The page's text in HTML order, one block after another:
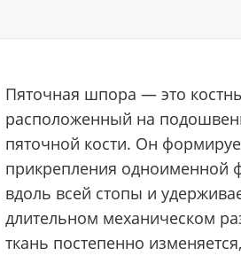
Пяточная шпора — это
расположенный на
пяточной кости. Он
прикрепления одноименной
вдоль всей стопы и
длительном механическом
ткань постепенно